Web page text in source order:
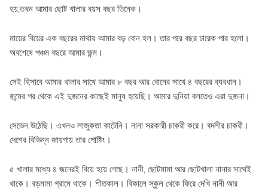
হয়,তখন আমার ছোট খালার বয়স বছর তিনেক।
মায়ের বিয়ের এক বছরের মাথায় আমার বড় বোন হল। তার পরে বছর চারেক পার হলো।
অবশেষে পঞ্চম বছরে আমার জন্ম।
সেই হিসাবে আমার খালার সাথে আমার ৮ বছর আর বোনের সাথে ৪ বছরের ব্যবধান।
জন্মের পর থেকে এই দুজনের কাছেই মানুষ হয়েছি। আমার দুনিয়া বলতেও এরা দুজনা।
সেভেন উঠেছি। এখনও লাজুকতা কাটেনি। নানা সরকারী চাকরী করে। বদলীর চাকরী।
দেশের বিভিন্ন জায়গায় তার পোষ্টিং।
৫ খালার মধ্যে ৪ জনেরই বিয়ে হয়ে গেছে। নানী, ছোটমামা আর ছোটখালা নানার সাথেই
থাকে। বড়মামা গ্রামে থাকে। শীতকাল। বিকালে স্কুল থেকে ফিরে দেখি নানী আর